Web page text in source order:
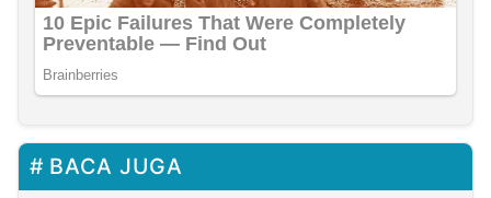
BACA JUGA